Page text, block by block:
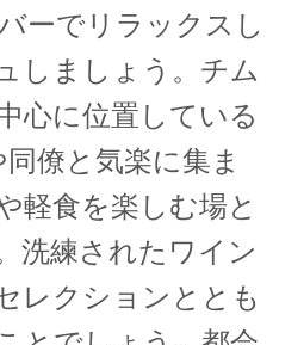
ーでリラックスし
しましょう。チム
心に位置している
僚と気楽に集ま
軽食を楽しむ場と
洗練されたワイン
レクションととも